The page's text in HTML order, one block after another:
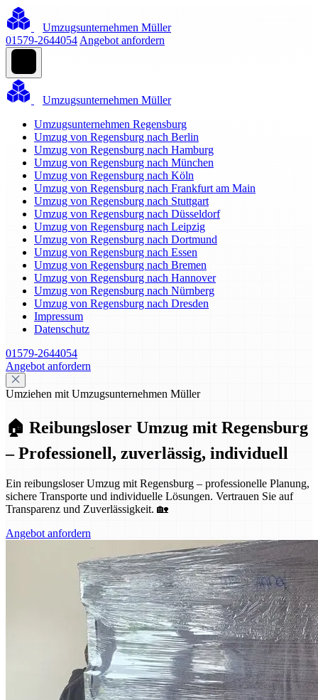
Umzugsunternehmen Müller
01579-2644054 Angebot anfordern
Umzugsunternehmen Müller
Umzugsunternehmen Regensburg
Umzug von Regensburg nach Berlin
Umzug von Regensburg nach Hamburg
Umzug von Regensburg nach München
Umzug von Regensburg nach Köln
Umzug von Regensburg nach Frankfurt am Main
Umzug von Regensburg nach Stuttgart
Umzug von Regensburg nach Düsseldorf
Umzug von Regensburg nach Leipzig
Umzug von Regensburg nach Dortmund
Umzug von Regensburg nach Essen
Umzug von Regensburg nach Bremen
Umzug von Regensburg nach Hannover
Umzug von Regensburg nach Nürnberg
Umzug von Regensburg nach Dresden
Impressum
Datenschutz
01579-2644054
Angebot anfordern
Umziehen mit Umzugsunternehmen Müller
🏠 Reibungsloser Umzug mit Regensburg
– Professionell, zuverlässig, individuell
Ein reibungsloser Umzug mit Regensburg – professionelle Planung,
sichere Transporte und individuelle Lösungen. Vertrauen Sie auf
Transparenz und Zuverlässigkeit. 🏡
Angebot anfordern